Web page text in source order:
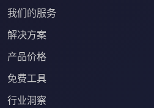
我们的服务
解决方案
产品价格
免费工具
行业洞察